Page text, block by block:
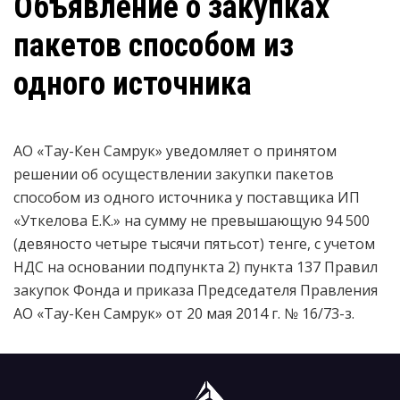
пакетов способом из
одного источника
АО «Тау-Кен Самрук» уведомляет о принятом
решении об осуществлении закупки пакетов
способом из одного источника у поставщика ИП
«Уткелова Е.К.» на сумму не превышающую 94 500
(девяносто четыре тысячи пятьсот) тенге, с учетом
НДС на основании подпункта 2) пункта 137 Правил
закупок Фонда и приказа Председателя Правления
АО «Тау-Кен Самрук» от 20 мая 2014 г. № 16/73-з.